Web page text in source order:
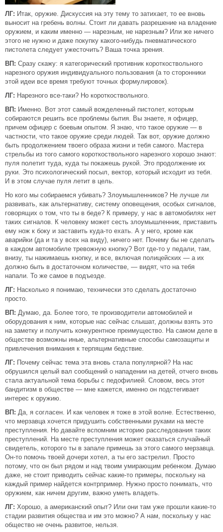
ЛГ: Итак, оружие. Дискуссия на эту тему то затихает, то ее вновь
выносит на гребень волны. Стоит ли давать разрешение на владение
оружием, и каким именно — нарезным, не нарезным? Или же ничего
этого не нужно и даже покупку какого-нибудь пневматического
пистолета следует ужесточить? Ваша точка зрения.
ВП: Сразу скажу: я категорический противник короткоствольного
нарезного оружия индивидуального пользования (а то сторонники
этой идеи все время требуют точных формулировок).
ЛГ: Нарезного все-таки? Но короткоствольного.
ВП: Именно. Вот этот самый вожделенный пистолет, которым
собираются решить все проблемы бытия. Вы знаете, я офицер,
причем офицер с боевым опытом. Я знаю, что такое оружие — в
частности, что такое оружие среди людей. Так вот, оружие должно
быть продолжением твоего образа жизни и тебя самого. Мастера
стрельбы из того самого короткоствольного нарезного хорошо знают:
пуля полетит туда, куда ты покажешь рукой. Это продолжение их
руки. Это психологический посыл, вектор, который исходит из тебя.
И в этом случае пуля летит в цель.
Но кого мы собираемся убивать? Злоумышленников? Не лучше ли
развивать, как альтернативу, систему оповещения, особых сигналов,
говорящих о том, что ты в беде? К примеру, у нас в автомобилях нет
таких сигналов. К человеку может сесть злоумышленник, приставить
ему нож к боку и заставить куда-то ехать. А у него, кроме как
аварийки (да и та у всех на виду), ничего нет. Почему бы не сделать
в каждом автомобиле тревожную кнопку? Вот где-то у педали, там,
внизу, ты нажимаешь кнопку, и все, включая полицейских — а их
должно быть в достаточном количестве, — видят, что на тебя
напали. То же самое в подъезде.
ЛГ: Насколько я понимаю, технически это сделать достаточно
просто.
ВП: Думаю, да. Более того, те производители автомобилей и
оборудования к ним, которые нас сейчас слышат, должны взять это
на заметку и получить конкурентное преимущество. На самом деле в
обществе возможны иные, альтернативные способы самозащиты и
привлечения внимания к терпящим бедствие.
ЛГ: Почему сейчас тема эта вновь стала популярной? На нас
обрушился целый вал сообщений о нападении на детей, отчего вновь
стала актуальной тема борьбы с педофилией. Словом, весь этот
бандитизм в обществе — мне кажется, именно он подстегивает
интерес к оружию.
ВП: Да, я согласен. И как человек я тоже в этой волне. Естественно,
что мерзавца хочется придушить собственными руками на месте
преступления. Но давайте вспомним историю расследования таких
преступлений. На месте преступления может оказаться случайный
свидетель, которого ты в запале примешь за этого самого мерзавца.
Он-то помочь твоей дочери хотел, а ты его застрелил. Просто
потому, что он был рядом и над твоим умирающим ребенком. Думаю
даже, не стоит приводить сейчас какие-то примеры, поскольку на
каждый пример найдется контрпример. Нужно просто понимать, что
оружием, как ничем другим, важно уметь владеть.
ЛГ: Хорошо, а американский опыт? Или они там уже прошли какие-то
стадии развития общества и им это можно? А нам, поскольку у нас
общество не очень развитое, нельзя.